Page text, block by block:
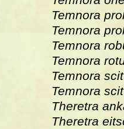
Temnora
Temnora
Temnora
Temnora
Temnora
Temnora
Theretra
Theretra